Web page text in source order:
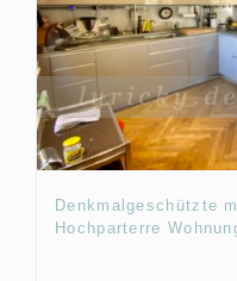
Denkmalgeschützte
Hochparterre